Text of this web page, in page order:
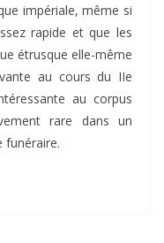
impériale, même si
rapide et que les
étrusque elle-même
au cours du IIe
au corpus
rare dans un
funéraire.